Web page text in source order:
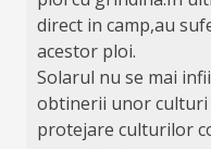
direct in camp,au
acestor ploi.
Solarul nu se mai
obtinerii unor culturi
protejare culturilor